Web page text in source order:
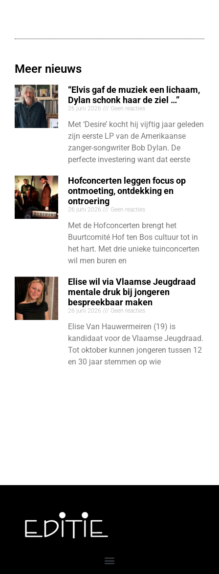
Meer nieuws
“Elvis gaf de muziek een lichaam,
Dylan schonk haar de ziel …”
26 juni 2026 Geen reacties
Met ‘Desire’ kocht hij vijftig jaar geleden
zijn eerste LP van de Amerikaanse
zanger-songwriter Bob Dylan. De
perfecte investering want dat eerste
Hofconcerten leggen focus op
ontmoeting, ontdekking en
ontroering
26 juni 2026 Geen reacties
Met de Hofconcerten brengt het
Buurtcomité Hof ten Bos cultuur tot in
het hart. Met drie unieke tuinconcerten
wil men buren en
Elise wil via Vlaamse Jeugdraad
mentale druk bij jongeren
bespreekbaar maken
26 juni 2026 Geen reacties
Elise Van Hauwermeiren (19) is
kandidaat voor de Vlaamse Jeugdraad.
Tot oktober kunnen jongeren tussen 12
en 30 jaar stemmen op wie